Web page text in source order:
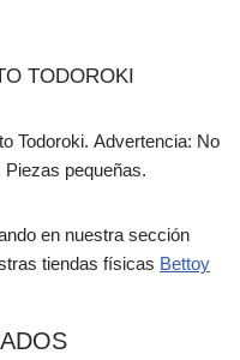
TODOROKI
Todoroki. Advertencia: No
pequeñas.
en nuestra sección
tiendas físicas Bettoy